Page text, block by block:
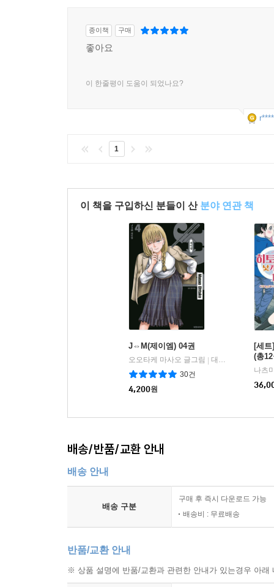
종이책 구매
좋아요
이 한줄평이 도움이 되었나요?
1
이 책을 구입하신 분들이 산 분야 연관 책
J⇔M(제이엠) 04권
오오타케 마사오 글그림
대원씨아이
30건
4,200원
[세
(총
나츠
배송/반품/교환 안내
배송 안내
배송 구분
구매 후 즉시 다운로드 가능
배송비 : 무료배송
반품/교환 안내
※ 상품 설명에 반품/교환과 관련한 안내가 있는경우 아